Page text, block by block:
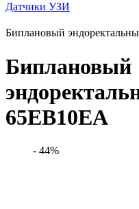
Датчики УЗИ
Биплановый
Биплановый
65EB10EA
- 44%